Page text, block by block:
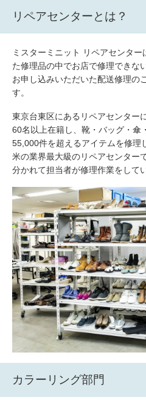
店舗を探す
オンライン修理見積もりサービス
よくあるご質問
採用情報
リペアセンターとは？
ミスターミニット リペアセンタ
た修理品の中でお店で修理できな
お申し込みいただいた配送修理の
す。
東京台東区にあるリペアセンター
60名以上在籍し、靴・バッグ・傘
55,000件を超えるアイテムを修理
米の業界最大級のリペアセンター
分かれて担当者が修理作業をして
カラーリング部門